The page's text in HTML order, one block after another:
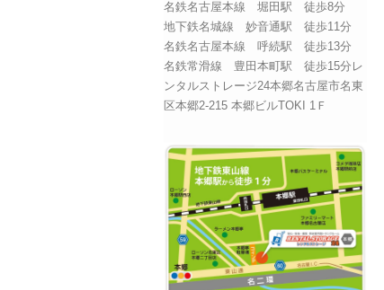
名鉄名古屋本線 堀田駅 徒歩8分
地下鉄名城線 妙音通駅 徒歩11分
名鉄名古屋本線 呼続駅 徒歩13分
名鉄常滑線 豊田本町駅 徒歩15分レ
ンタルストレージ24本郷名古屋市名東
区本郷2-215 本郷ビルTOKI 1Ｆ